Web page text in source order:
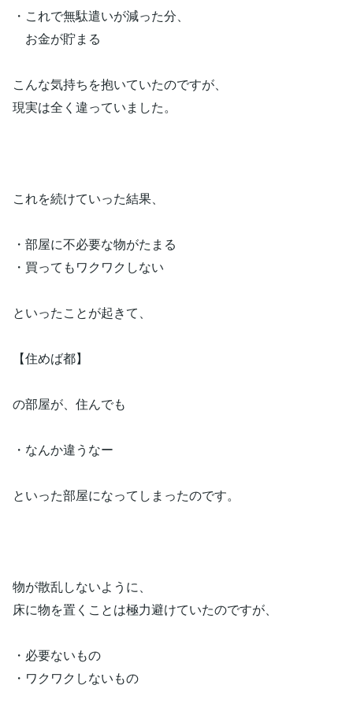
・これで無駄遣いが減った分、
お金が貯まる
こんな気持ちを抱いていたのですが、
現実は全く違っていました。
これを続けていった結果、
・部屋に不必要な物がたまる
・買ってもワクワクしない
といったことが起きて、
【住めば都】
の部屋が、住んでも
・なんか違うなー
といった部屋になってしまったのです。
物が散乱しないように、
床に物を置くことは極力避けていたのですが、
・必要ないもの
・ワクワクしないもの